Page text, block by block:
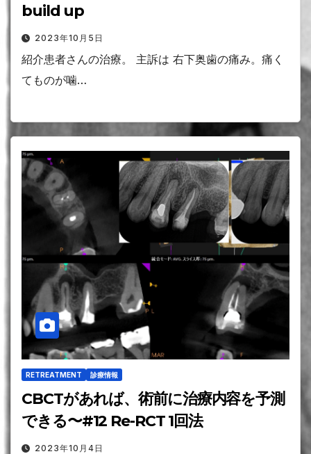
build up
2023年10月5日
紹介患者さんの治療。 主訴は 右下奥歯の痛み。痛く
てものが噛…
RETREATMENT 診療情報
CBCTがあれば、術前に治療内容を予測
できる〜#12 Re-RCT 1回法
2023年10月4日